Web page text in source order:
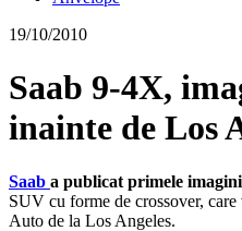
19/10/2010
Saab 9-4X,
inainte de Los
Saab a publicat primele
SUV cu forme de crossover,
Auto de la Los Angeles.